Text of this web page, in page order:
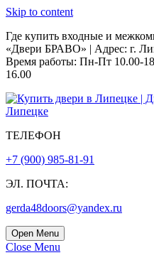
Skip to content
Где купить входные и
«Двери БРАВО» | Адрес: г.
Время работы: Пн-Пт 10.00-
16.00
ТЕЛЕФОН
+7 (900) 985-81-91
ЭЛ. ПОЧТА:
gerda48doors@yandex.ru
Open Menu
Close Menu